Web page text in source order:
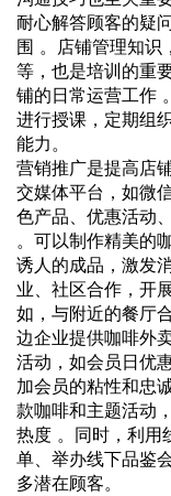
耐心解答顾客的疑
围 。店铺管理知识
等，也是培训的重
铺的日常运营工作
进行授课，定期组
能力。
营销推广是提高店
交媒体平台，如微
色产品、优惠活动
。可以制作精美的
诱人的成品，激发
业、社区合作，开
如，与附近的餐厅
边企业提供咖啡外
活动，如会员日优
加会员的粘性和忠
款咖啡和主题活动
热度 。同时，利用
单、举办线下品鉴
多潜在顾客。